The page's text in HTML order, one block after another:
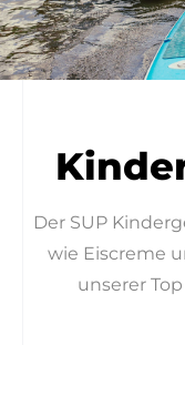
Deine
Der SUP
wie Eiscreme
unserer